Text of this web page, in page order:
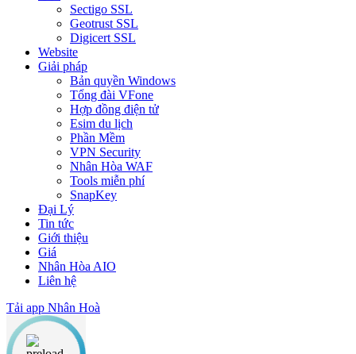
Sectigo SSL
Geotrust SSL
Digicert SSL
Website
Giải pháp
Bản quyền Windows
Tổng đài VFone
Hợp đồng điện tử
Esim du lịch
Phần Mềm
VPN Security
Nhân Hòa WAF
Tools miễn phí
SnapKey
Đại Lý
Tin tức
Giới thiệu
Giá
Nhân Hòa AIO
Liên hệ
Tải app Nhân Hoà
Nội dung chính